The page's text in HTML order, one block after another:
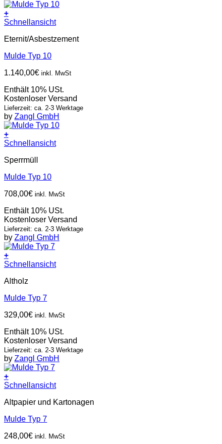
+
Schnellansicht
Eternit/Asbestzement
Mulde Typ 10
1.140,00€ inkl. MwSt
Enthält 10% USt.
Kostenloser Versand
Lieferzeit: ca. 2-3 Werktage
by Zangl GmbH
+
Schnellansicht
Sperrmüll
Mulde Typ 10
708,00€ inkl. MwSt
Enthält 10% USt.
Kostenloser Versand
Lieferzeit: ca. 2-3 Werktage
by Zangl GmbH
+
Schnellansicht
Altholz
Mulde Typ 7
329,00€ inkl. MwSt
Enthält 10% USt.
Kostenloser Versand
Lieferzeit: ca. 2-3 Werktage
by Zangl GmbH
+
Schnellansicht
Altpapier und Kartonagen
Mulde Typ 7
248,00€ inkl. MwSt